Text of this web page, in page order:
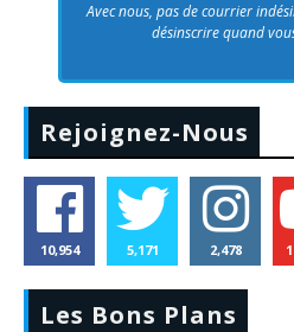
Avec nous, pas de courrier
désinscrire quand
Rejoignez-Nous
10,954 5,171 2,478
Les Bons Plans